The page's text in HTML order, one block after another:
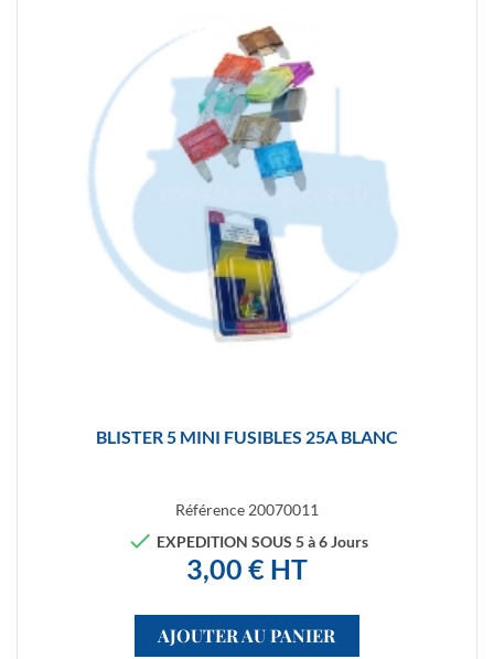
BLISTER 5 MINI FUSIBLES 25A BLANC
Référence20070011
 EXPEDITION SOUS 5 à 6 Jours
3,00 € HT
AJOUTER AU PANIER